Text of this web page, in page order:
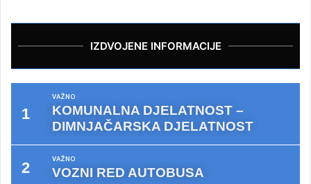
IZDVOJENE INFORMACIJE
VAŽNO
KOMUNALNA DJELATNOST –
DIMNJAČARSKA DJELATNOST
VAŽNO
VOZNI RED AUTOBUSA